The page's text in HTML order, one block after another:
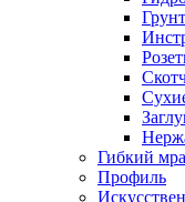
Гибкий
Профиль